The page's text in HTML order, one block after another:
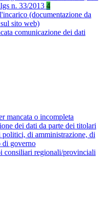
n. 33/2013 4
(documentazione da
sito web)
comunicazione dei dati
mancata o incompleta
dei dati da parte dei titolari
di amministrazione, di
di governo
consiliari regionali/provinciali